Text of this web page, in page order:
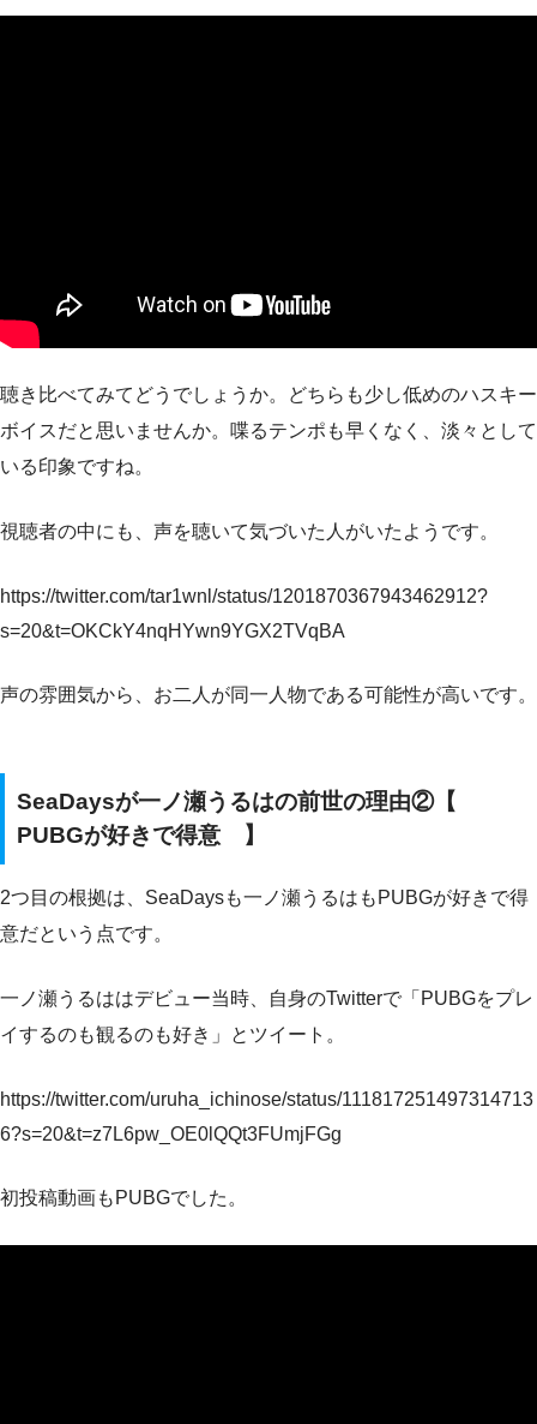
聴き比べてみてどうでしょうか。どちらも少し低めのハスキー
ボイスだと思いませんか。喋るテンポも早くなく、淡々として
いる印象ですね。
視聴者の中にも、声を聴いて気づいた人がいたようです。
https://twitter.com/tar1wnl/status/1201870367943462912?
s=20&t=OKCkY4nqHYwn9YGX2TVqBA
声の雰囲気から、お二人が同一人物である可能性が高いです。
SeaDaysが一ノ瀬うるはの前世の理由②【
PUBGが好きで得意 】
2つ目の根拠は、SeaDaysも一ノ瀬うるはもPUBGが好きで得
意だという点です。
一ノ瀬うるははデビュー当時、自身のTwitterで「PUBGをプレ
イするのも観るのも好き」とツイート。
https://twitter.com/uruha_ichinose/status/111817251497314713
6?s=20&t=z7L6pw_OE0lQQt3FUmjFGg
初投稿動画もPUBGでした。